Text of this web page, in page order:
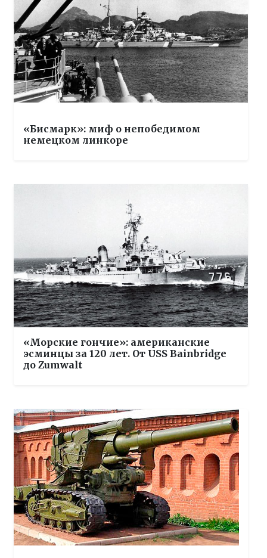
«Бисмарк»: миф о непобедимом
немецком линкоре
«Морские гончие»: американские
эсминцы за 120 лет. От USS Bainbridge
до Zumwalt